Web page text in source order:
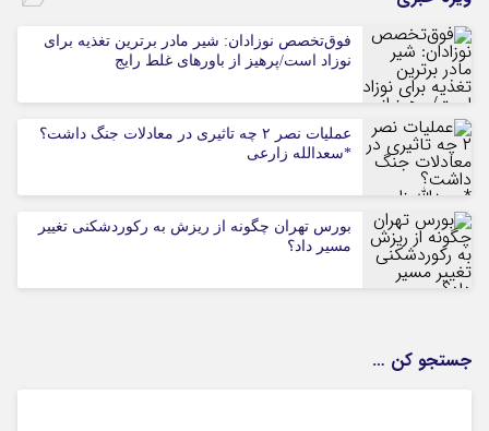
فوق‌تخصص نوزادان: شیر مادر برترین تغذیه برای
نوزاد است/پرهیز از باورهای غلط رایج
عملیات نصر ۲ چه تاثیری در معادلات جنگ داشت؟
*سعدالله زارعی
بورس تهران چگونه از ریزش به رکوردشکنی تغییر
مسیر داد؟
جستجو کن …